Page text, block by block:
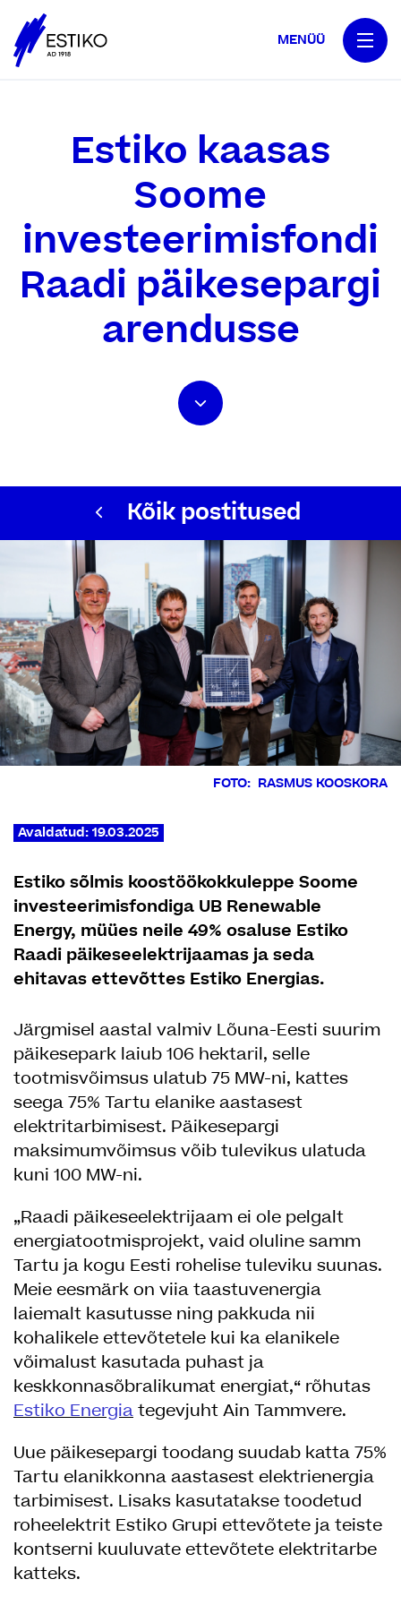
MENÜÜ
Estiko kaasas
Soome
investeerimisfondi
Raadi päikesepargi
arendusse
Kõik postitused
FOTO: RASMUS KOOSKORA
Avaldatud: 19.03.2025
Estiko sõlmis koostöökokkuleppe Soome
investeerimisfondiga UB Renewable
Energy, müües neile 49% osaluse Estiko
Raadi päikeseelektrijaamas ja seda
ehitavas ettevõttes Estiko Energias.
Järgmisel aastal valmiv Lõuna-Eesti suurim
päikesepark laiub 106 hektaril, selle
tootmisvõimsus ulatub 75 MW-ni, kattes
seega 75% Tartu elanike aastasest
elektritarbimisest. Päikesepargi
maksimumvõimsus võib tulevikus ulatuda
kuni 100 MW-ni.
„Raadi päikeseelektrijaam ei ole pelgalt
energiatootmisprojekt, vaid oluline samm
Tartu ja kogu Eesti rohelise tuleviku suunas.
Meie eesmärk on viia taastuvenergia
laiemalt kasutusse ning pakkuda nii
kohalikele ettevõtetele kui ka elanikele
võimalust kasutada puhast ja
keskkonnasõbralikumat energiat,“ rõhutas
Estiko Energiategevjuht Ain Tammvere.
Uue päikesepargi toodang suudab katta 75%
Tartu elanikkonna aastasest elektrienergia
tarbimisest. Lisaks kasutatakse toodetud
roheelektrit Estiko Grupi ettevõtete ja teiste
kontserni kuuluvate ettevõtete elektritarbe
katteks.